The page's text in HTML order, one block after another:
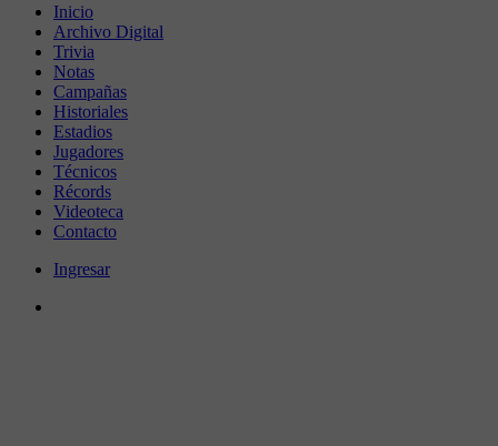
Inicio
Archivo Digital
Trivia
Notas
Campañas
Historiales
Estadios
Jugadores
Técnicos
Récords
Videoteca
Contacto
Ingresar